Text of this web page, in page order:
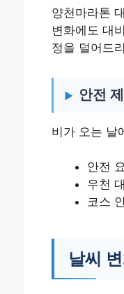
양천마라톤
변화에도 대
정을 덜어드
안전
비가 오는 날
안전
우천
코스
날씨